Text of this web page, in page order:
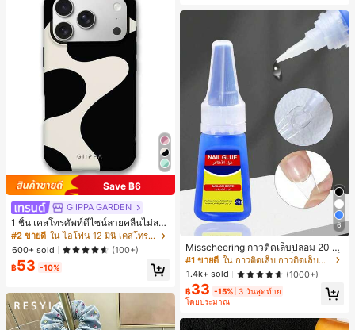
Save ฿6
GIIPPA GARDEN
1 ชิ้น เคสโทรศัพท์ดีไซน์ลายคลื่นไม่สม
มาตรสำหรับ Phone 17 Pro Max, เหม
าะสำหรับ Phone 16 Pro Max, 15 Pro
Max, 14 Pro Max, เคสโทรศัพท์สไตล์เ
กาหลีและน่าสนใจ, เข้ากันได้กับ 11/12/
13/14/15/16 Pro Max Plus, ดีไซน์หรู
ขวัญในอุดมคติสำหรับคริสต์มาส, วันว
าเลนไทน์, อีสเตอร์, ฤดูแต่งงานและวันเ
กิดสำหรับแฟนสาว
#2 ขายดี
ใน ไอโฟน 12 มินิ เคสโทรศัพท์แฟชั่น
600+ sold
(100+)
฿53 -10%
6
Misscheering กาวติดเล็บปลอม 20 กรั
ม แรงยึดสูง เจลสติกเกอร์เล็บนุ่ม แห้งเร็
ว เหมาะสำหรับผู้เริ่มต้นทำเล็บ ติดทนน
าน
#1 ขายดี
ใน กาวติดเล็บ กาวติดเล็บและสารยึดติด
1.4k+ sold
(1000+)
฿33 -15% 3 วันสุดท้าย
โดยประมาณ